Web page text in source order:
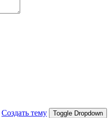
Создать тему Toggle Dropdown